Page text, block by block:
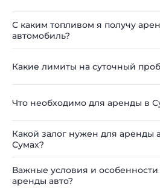
С каким топливом я получу
автомобиль?
Какие лимиты на суточный
Что необходимо для аренды в
Какой залог нужен для аренды
Сумах?
Важные условия и
аренды авто?